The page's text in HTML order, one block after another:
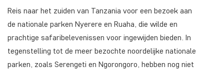
Reis naar het zuiden van Tanzania voor een bezoek aan
de nationale parken Nyerere en Ruaha, die wilde en
prachtige safaribelevenissen voor ingewijden bieden. In
tegenstelling tot de meer bezochte noordelijke nationale
parken, zoals Serengeti en Ngorongoro, hebben nog niet